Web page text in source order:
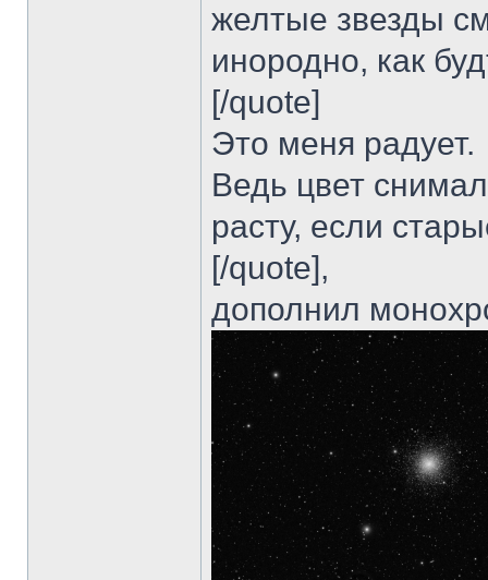
желтые звезды
инородно, как
[/quote]
Это меня радует.
Ведь цвет
расту, если
[/quote],
дополнил